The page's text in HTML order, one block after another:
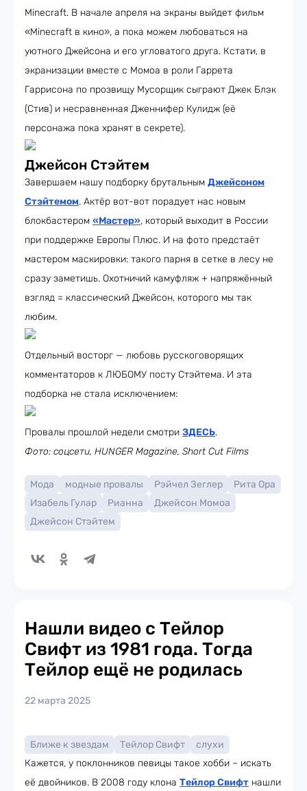
Minecraft. В начале апреля на экраны выйдет фильм
«Minecraft в кино», а пока можем любоваться на
уютного Джейсона и его угловатого друга. Кстати, в
экранизации вместе с Момоа в роли Гаррета
Гаррисона по прозвищу Мусорщик сыграют Джек Блэк
(Стив) и несравненная Дженнифер Кулидж (её
персонажа пока хранят в секрете).
Джейсон Стэйтем
Завершаем нашу подборку брутальным Джейсоном
Стэйтемом. Актёр вот-вот порадует нас новым
блокбастером «Мастер», который выходит в России
при поддержке Европы Плюс. И на фото предстаёт
мастером маскировки: такого парня в сетке в лесу не
сразу заметишь. Охотничий камуфляж + напряжённый
взгляд = классический Джейсон, которого мы так
любим.
Отдельный восторг — любовь русскоговорящих
комментаторов к ЛЮБОМУ посту Стэйтема. И эта
подборка не стала исключением:
Провалы прошлой недели смотри ЗДЕСЬ.
Фото: соцсети, HUNGER Magazine, Short Cut Films
Мода модные провалы Рэйчел Зеглер
Рита Ора
Изабель Гулар
Рианна
Джейсон Момоа
Джейсон Стэйтем
Нашли видео с Тейлор
Свифт из 1981 года. Тогда
Тейлор ещё не родилась
22 марта 2025
Ближе к звездам Тейлор Свифт
слухи
Кажется, у поклонников певицы такое хобби – искать
её двойников. В 2008 году клона Тейлор Свифт нашли